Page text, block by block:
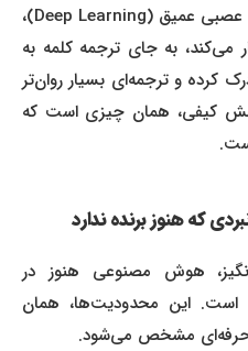
داد. این مدل که بر پایه شبکه‌های عصبی عمیق (Deep Learning)،
به جای ترجمه کلمه به
کرده و ترجمه‌ای بسیار روان‌تر
کیفی، همان چیزی است که
که هنوز برنده ندارد
هوش مصنوعی هنوز در
است. این محدودیت‌ها، همان
مشخص می‌شود.